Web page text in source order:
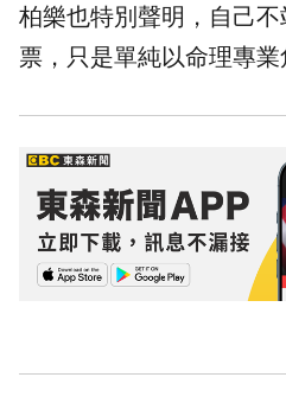
柏樂也特別聲明，自己
票，只是單純以命理專業